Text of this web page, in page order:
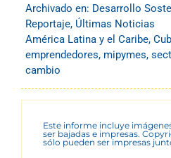
Archivado en: Desarrollo
Reportaje, Últimas Noticias
América Latina y el Caribe,
emprendedores, mipymes,
cambio
Este informe incluye
ser bajadas e impresas.
sólo pueden ser impresas